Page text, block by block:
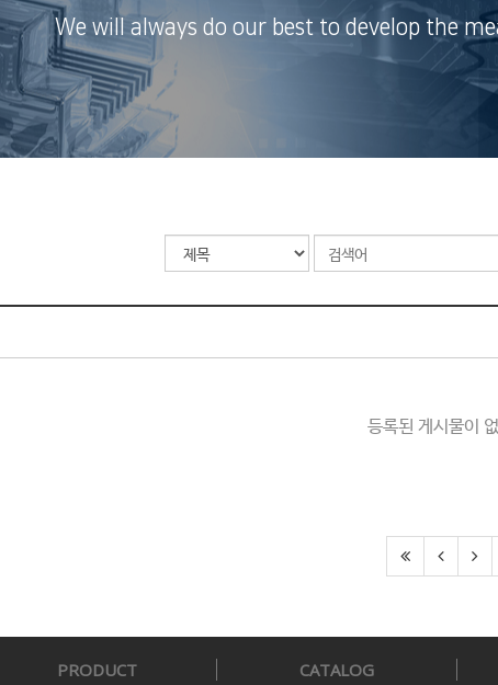
We will always do our best to develop the
등록된 게시물이
PRODUCT CATALOG